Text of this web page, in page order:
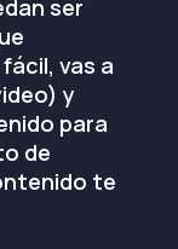
ser
vas a
y
para
de
te